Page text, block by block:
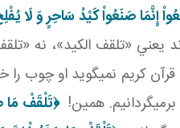
إِنَّمَا صَنَعُواْ كَيْدُ سَاحِرٍ وَ لَا
يعني «تلقف الکيد»، نه
کريم نمي گويد او چوب را
گردانيم. همين! ﴿تَلْقَفْ مَا